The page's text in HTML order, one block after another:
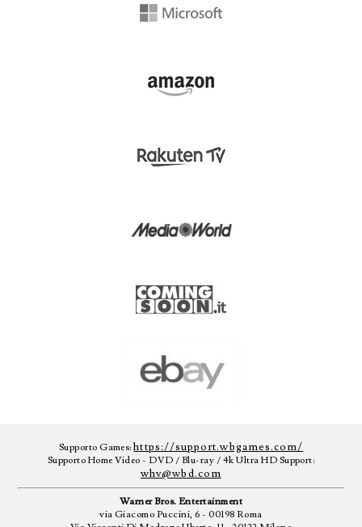
Supporto Games:https://support.wbgames.com/
Supporto Home Video - DVD / Blu-ray / 4k Ultra HD Support:
whv@wbd.com
Warner Bros. Entertainment
via Giacomo Puccini, 6 - 00198 Roma